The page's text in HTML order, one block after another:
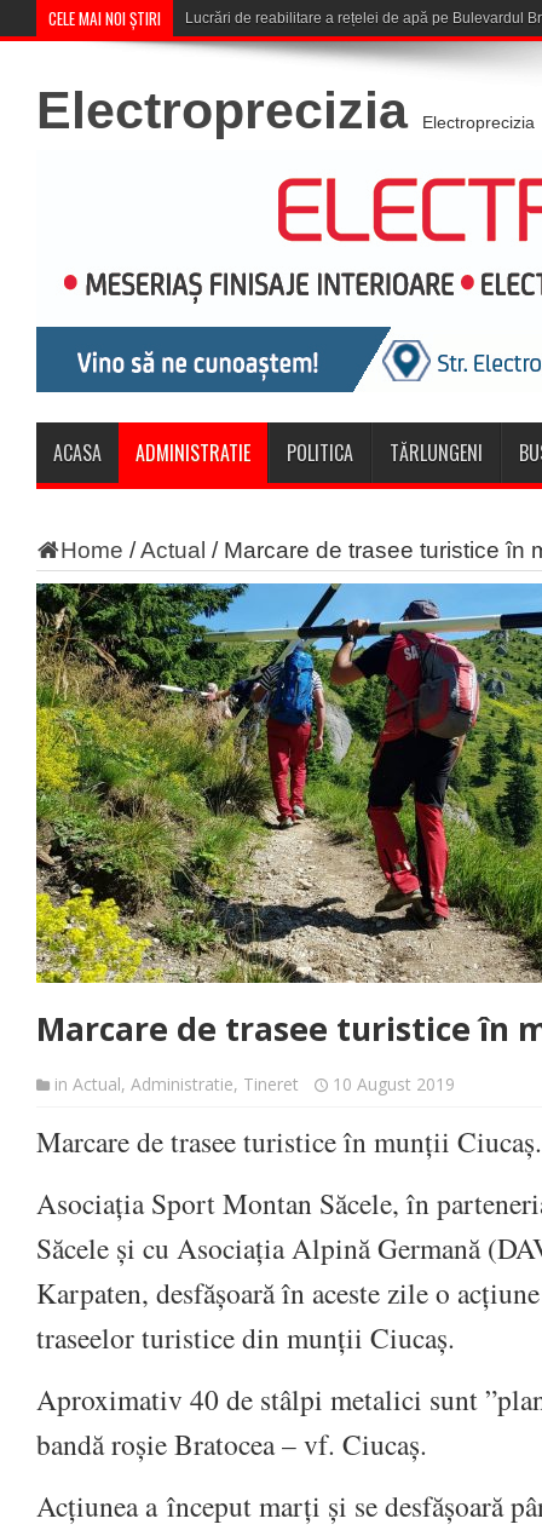
CELE MAI NOI ȘTIRI Corona Brașov se cal
Electroprecizia Electroprecizia
ACASA ADMINISTRATIE POLITICA TĂRLUNGENI
Home /Actual / Marcare de trasee turistice în
Marcare de trasee turistice în
in Actual, Administratie, Tineret 10 August 2019
Marcare de trasee turistice în munții Ciucaș.
Asociația Sport Montan Săcele, în
Săcele și cu Asociația Alpină Germană
Karpaten, desfășoară în aceste zile o
traseelor turistice din munții Ciucaș.
Aproximativ 40 de stâlpi metalici sunt
bandă roșie Bratocea – vf. Ciucaș.
Acțiunea aînceput marți și se desfășoară